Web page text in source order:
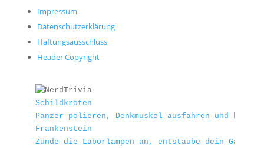
Impressum
Datenschutzerklärung
Haftungsausschluss
Header Copyright
Schildkröten
Panzer polieren, Denkmuskel ausfahren und
Frankenstein
Zünde die Laborlampen an, entstaube dein